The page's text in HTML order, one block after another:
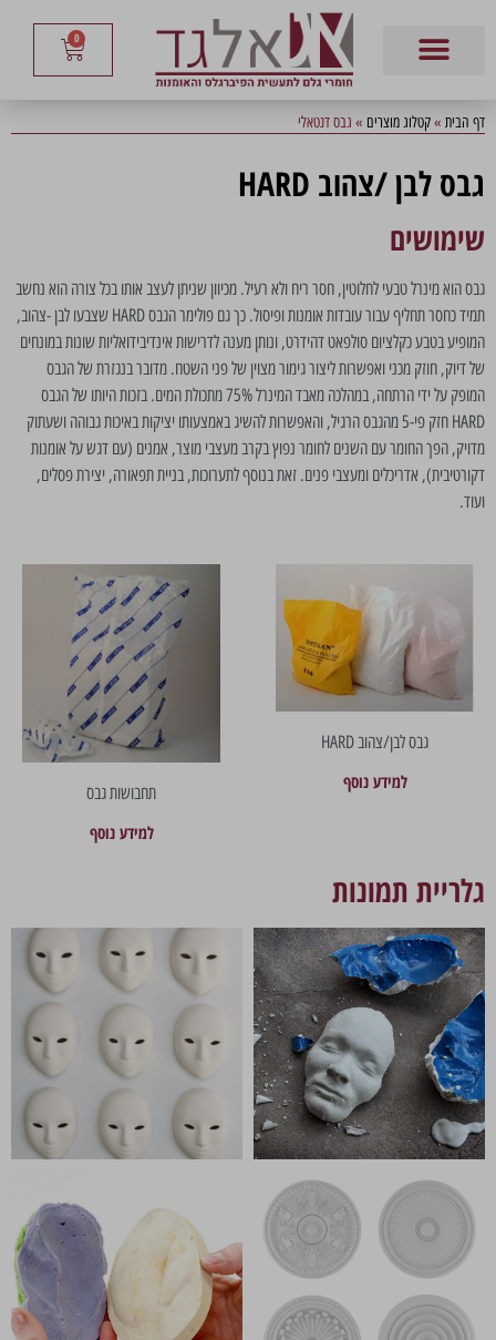
0
דף הבית »קטלוג מוצרים » גבס דנטאלי
גבס לבן /צהוב HARD
שימושים
גבס הוא מינרל טבעי לחלוטין, חסר ריח ולא רעיל. מכיוון שניתן לעצב אותו בכל צורה הוא נחשב
תמיד כחסר תחליף עבור עובדות אומנות ופיסול. כך גם פולימר הגבס HARD שצבעו לבן -צהוב,
המופיע בטבע כקלציום סולפאט דהידרט, ונותן מענה לדרישות אינדיבידואליות שונות במונחים
של דיוק, חוזק מכני ואפשרות ליצור גימור מצוין של פני השטח. מדובר בנגזרת של הגבס
המופק על ידי הרתחה, במהלכה מאבד המינרל 75% מתכולת המים. בזכות היותו של הגבס
HARD חזק פי-5 מהגבס הרגיל, והאפשרות להשיג באמצעותו יציקות באיכות גבוהה ושעתוק
מדויק, הפך החומר עם השנים לחומר נפוץ בקרב מעצבי מוצר, אמנים (עם דגש על אומנות
דקורטיבית), אדריכלים ומעצבי פנים. זאת בנוסף לתערוכות, בניית תפאורה, יצירת פסלים,
ועוד.
גבס לבן/צהוב HARD
למידע נוסף
תחבושות גבס
למידע נוסף
גלריית תמונות